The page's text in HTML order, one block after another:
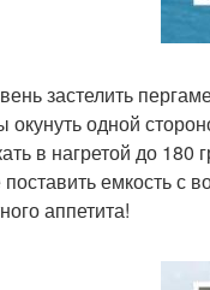
застелить
одной
в нагретой до 180
емкость с
аппетита!